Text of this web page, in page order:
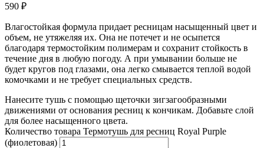
590 ₽
Влагостойкая формула придает ресницам насыщенный цвет и
объем, не утяжеляя их. Она не потечет и не осыпется
благодаря термостойким полимерам и сохранит стойкость в
течениe дня в любую погоду. А при умывании больше не
будет кругов под глазами, она легко смывается теплой водой
комочками и не требует специальных средств.
Нанесите тушь с помощью щеточки зигзагообразными
движениями от основания ресниц к кончикам. Добавьте слой
для более насыщенного цвета.
Количество товара Термотушь для ресниц Royal Purple
(фиолетовая)